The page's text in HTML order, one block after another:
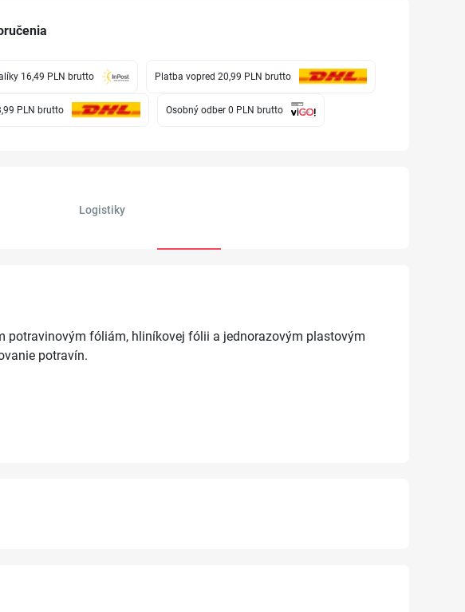
16,49 PLN brutto Platba vopred 20,99 PLN brutto
PLN brutto Osobný odber 0 PLN brutto
Logistiky
potravinovým fóliám, hliníkovej fólii a jednorazovým plastovým
potravín.